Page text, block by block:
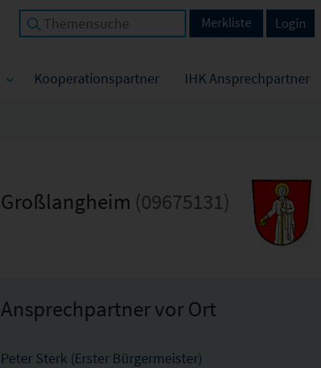
Kooperationspartner IHK Ansprechpartner
Login
Merkliste
Großlangheim (09675131)
Ansprechpartner vor Ort
Peter Sterk (Erster Bürgermeister)